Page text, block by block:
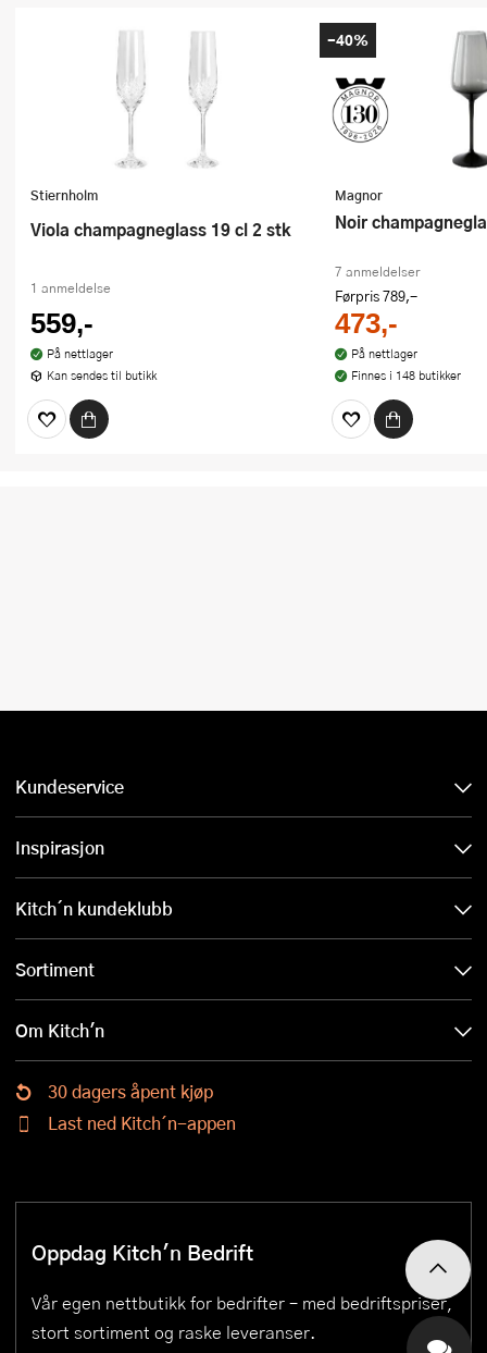
Stiernholm
Viola champagneglass 19 cl 2 stk
1 anmeldelse
559,-
På nettlager
Kan sendes til butikk
Magnor
Noir
7 anmeldelser
Førpris789,-
473,-
På nettlager
Finnes i 148 butikker
-40%
Kundeservice
Inspirasjon
Kitch´n kundeklubb
Sortiment
Om Kitch'n
30 dagers åpent kjøp
Last ned Kitch´n-appen
Oppdag Kitch'n Bedrift
Vår egen nettbutikk for bedrifter – med bedriftspriser,
stort sortiment og raske leveranser.